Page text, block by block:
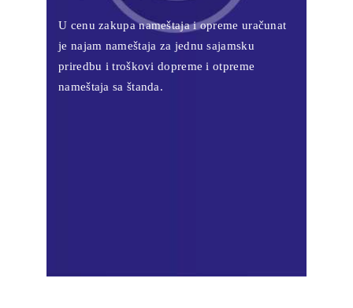
U cenu zakupa nameštaja i opreme uračunat
je najam nameštaja za jednu sajamsku
priredbu i troškovi dopreme i otpreme
nameštaja sa štanda.